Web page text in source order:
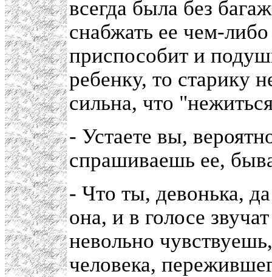
всегда была без
снабжать ее чем-
приспособит и
ребенку, то старику
сильна, что
- Устаете вы,
спрашиваешь ее,
- Что ты, девонька,
она, и в голосе
невольно
человека,